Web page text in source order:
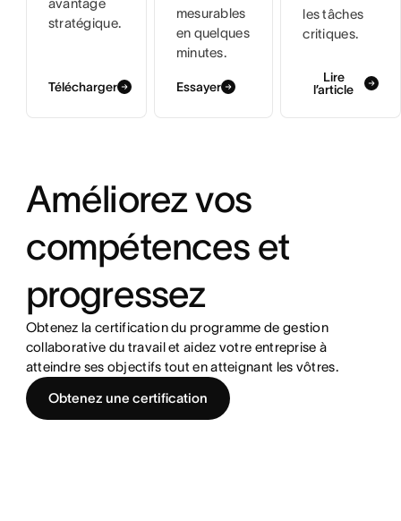
stratégique.
Télécharger
mesurables
en quelques
minutes.
Essayer
les tâches
critiques.
Lire
l’article
Améliorez vos
compétences et
progressez
Obtenez la certification du programme de gestion
collaborative du travail et aidez votre entreprise à
atteindre ses objectifs tout en atteignant les vôtres.
Obtenez une certification